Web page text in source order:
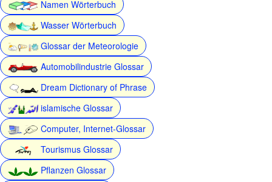
Namen Wörterbuch
Wasser Wörterbuch
Glossar der Meteorologie
Automobilindustrie Glossar
Dream Dictionary of Phrase
islamische Glossar
Computer, Internet-Glossar
Tourismus Glossar
Pflanzen Glossar